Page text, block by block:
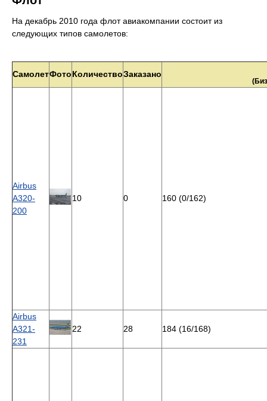
На декабрь 2010 года флот авиакомпании состоит из
следующих типов самолетов:
СамолетФотоКоличествоЗаказано
Airbus
A320-
200
10 0 160 (0/162)
Airbus
A321-
231
22 28 184 (16/168)